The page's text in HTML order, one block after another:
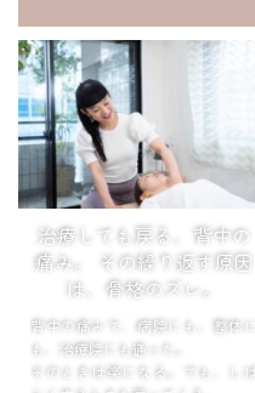
てるから……？」
そう思っている方、とても多いで
す。
でも、ちょっと待ってください。
本当...
治療しても戻る、背中の
痛み。 その繰り返す原因
は、骨格のズレ。
背中の痛みで、病院にも、整体に
も、治療院にも通った。
そのときは楽になる。でも、しば